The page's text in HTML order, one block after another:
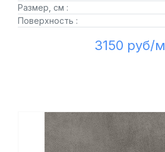
Размер, см :
Поверхность :
3150 руб/м